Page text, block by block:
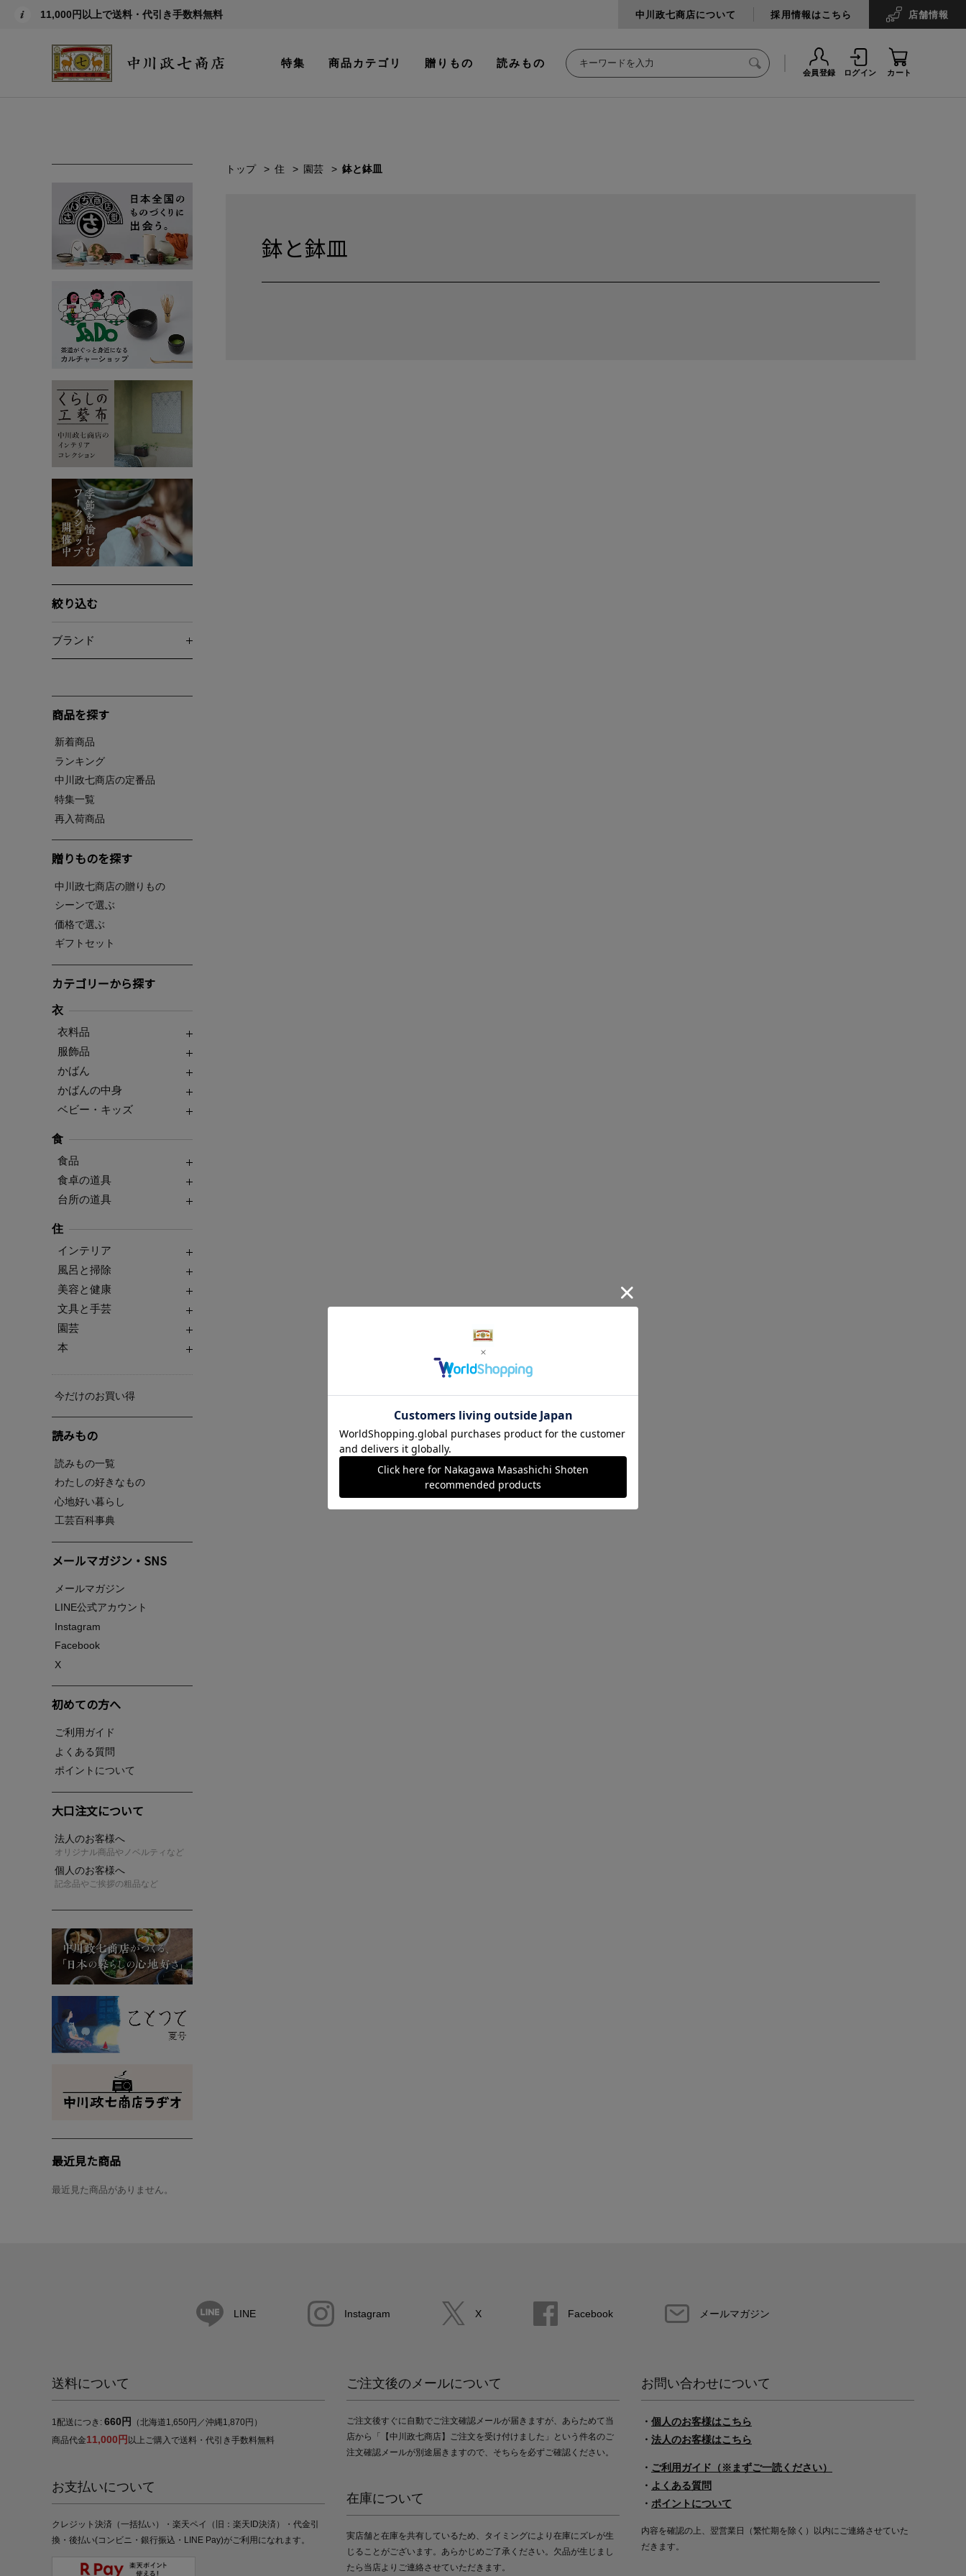
11,000円以上で送料・代引き手数料無料 中川政七商店について 採用情報はこちら 店舗情報
特集 商品カテゴリ 贈りもの 読みもの
会員登録 ログイン カート
絞り込む
ブランド
商品を探す
新着商品
ランキング
中川政七商店の定番品
特集一覧
再入荷商品
贈りものを探す
中川政七商店の贈りもの
シーンで選ぶ
価格で選ぶ
ギフトセット
カテゴリーから探す
衣
衣料品
服飾品
かばん
かばんの中身
ベビー・キッズ
食
食品
食卓の道具
台所の道具
住
インテリア
風呂と掃除
美容と健康
文具と手芸
園芸
本
今だけのお買い得
読みもの
読みもの一覧
わたしの好きなもの
心地好い暮らし
工芸百科事典
メールマガジン・SNS
メールマガジン
LINE公式アカウント
Instagram
Facebook
X
初めての方へ
ご利用ガイド
よくある質問
ポイントについて
大口注文について
法人のお客様へ
オリジナル商品やノベルティなど
個人のお客様へ
記念品やご挨拶の粗品など
最近見た商品
最近見た商品がありません。
トップ 住 園芸 鉢と鉢皿
鉢と鉢皿
LINE Instagram X Facebook メールマガジン
送料について
1配送につき: 660円
（北海道1,650円／沖縄1,870円）
商品代金11,000円 以上ご購入で送料・代引き手数料無料
お支払いについて
クレジット決済（一括払い）・楽天ペイ（旧：楽天ID決済）・代金引
換・後払い(コンビニ・銀行振込・LINE Pay)がご利用になれます。
ご注文後のメールについて
ご注文後すぐに自動でご注文確認メールが届きますが、あらためて当
店から「【中川政七商店】ご注文を受け付けました」という件名のご
注文確認メールが別途届きますので、そちらを必ずご確認ください。
在庫について
実店舗と在庫を共有しているため、タイミングにより在庫にズレが生
じることがございます。あらかじめご了承ください。欠品が生じまし
たら当店よりご連絡させていただきます。
お問い合わせについて
・ 個人のお客様はこちら
・ 法人のお客様はこちら
・ ご利用ガイド（※まずご一読ください）
・ よくある質問
・ ポイントについて
内容を確認の上、翌営業日（繁忙期を除く）以内にご連絡させていた
だきます。